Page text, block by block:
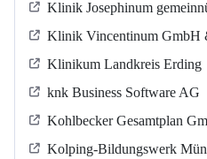
Klinik Josephinum
Klinik Vincentinum GmbH
Klinikum Landkreis Erding
knk Business Software AG
Kohlbecker Gesamtplan
Kolping-Bildungswerk